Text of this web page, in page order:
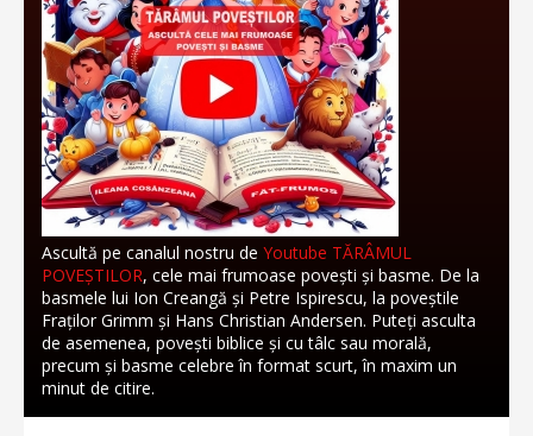
Ascultă pe canalul nostru de Youtube TĂRÂMUL
POVEȘTILOR, cele mai frumoase povești și basme. De la
basmele lui Ion Creangă și Petre Ispirescu, la poveștile
Fraților Grimm și Hans Christian Andersen. Puteți asculta
de asemenea, povești biblice și cu tâlc sau morală,
precum și basme celebre în format scurt, în maxim un
minut de citire.